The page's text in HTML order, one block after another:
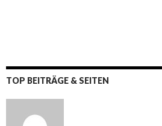
TOP BEITRÄGE & SEITEN